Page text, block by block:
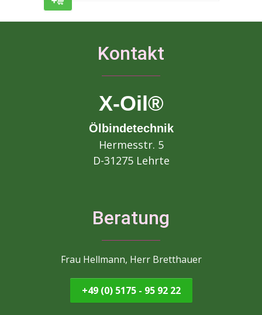
Kontakt
X-Oil®
Ölbindetechnik
Hermesstr. 5
D-31275 Lehrte
Beratung
Frau Hellmann, Herr Bretthauer
+49 (0) 5175 - 95 92 22